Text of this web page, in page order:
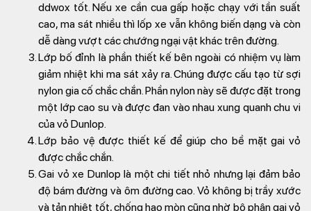
ddwox tốt. Nếu xe cần cua gấp hoặc chạy với tần suất
cao, ma sát nhiều thì lốp xe vẫn không biến dạng và còn
dễ dàng vượt các chướng ngại vật khác trên đường.
Lớp bố đỉnh là phần thiết kế bên ngoài có nhiệm vụ làm
giảm nhiệt khi ma sát xảy ra. Chúng được cấu tạo từ sợi
nylon gia cố chắc chắn. Phần nylon này sẽ được đặt trong
một lớp cao su và được đan vào nhau xung quanh chu vi
của vỏ Dunlop.
Lớp bảo vệ được thiết kế để giúp cho bề mặt gai vỏ
được chắc chắn.
Gai vỏ xe Dunlop là một chi tiết nhỏ nhưng lại đảm bảo
độ bám đường và ôm đường cao. Vỏ không bị trầy xước
và tản nhiệt tốt, chống hao mòn cũng nhờ bộ phận gai vỏ